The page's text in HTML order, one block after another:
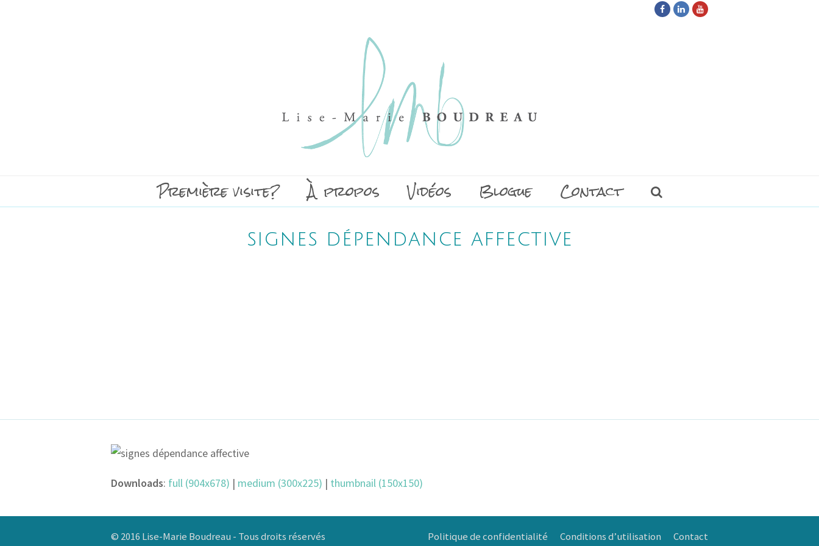
Facebook
LinkedInYoutube
Première visite? À propos Vidéos Blogue Contact
signes dépendance affective
Downloads: full (904x678) | medium (300x225) | thumbnail (150x150)
© 2016 Lise-Marie Boudreau - Tous droits réservés Politique de confidentialité Conditions d’utilisation Contact